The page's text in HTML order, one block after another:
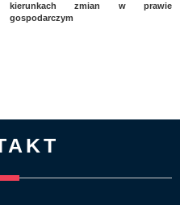
kierunkach zmian w prawie
gospodarczym